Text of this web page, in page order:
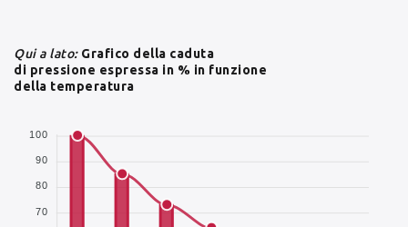
Qui a lato: Grafico della caduta
di pressione espressa in % in funzione
della temperatura
100
90
80
70